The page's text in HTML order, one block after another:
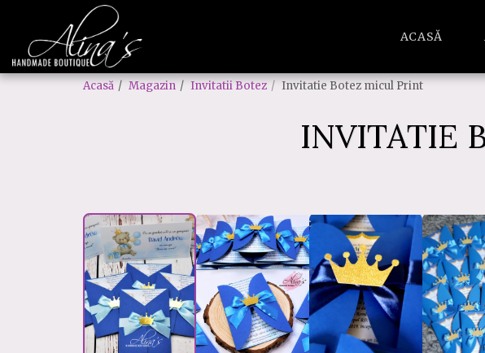
ACASĂ
Acasă Magazin Invitatii Botez Invitatie Botez micul Print
INVITATIE